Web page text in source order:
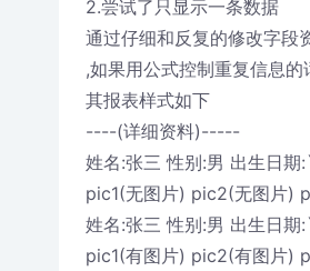
2.尝试了只显示一条数据
通过仔细和反复的修改字段
,如果用公式控制重复信息
其报表样式如下
----(详细资料)-----
姓名:张三 性别:男 出生日
pic1(无图片) pic2(无图片)
姓名:张三 性别:男 出生日
pic1(有图片) pic2(有图片)